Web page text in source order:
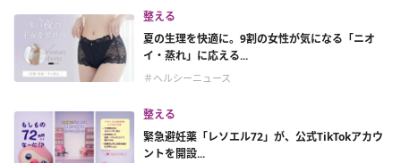
整える
夏の生理を快適に。9割の女性が気になる「ニオ
イ・蒸れ」に応える...
＃ヘルシーニュース
整える
緊急避妊薬「レソエル72」が、公式TikTokアカウ
ントを開設...